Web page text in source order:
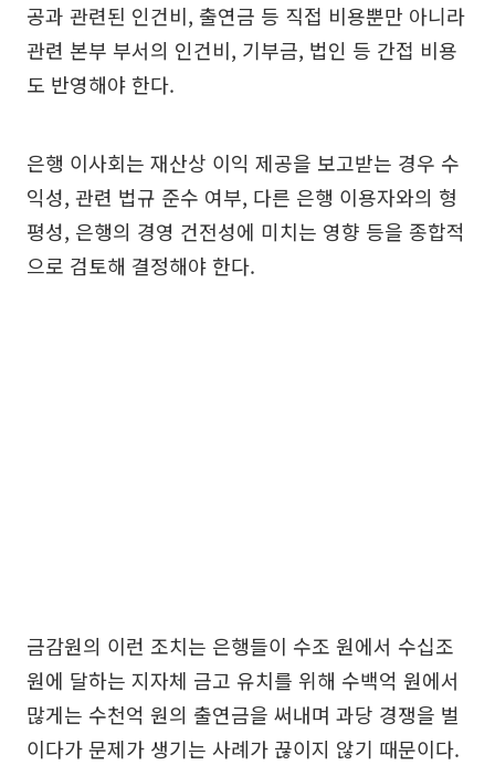
공과 관련된 인건비, 출연금 등 직접 비용뿐만 아니라
관련 본부 부서의 인건비, 기부금, 법인 등 간접 비용
도 반영해야 한다.
은행 이사회는 재산상 이익 제공을 보고받는 경우 수
익성, 관련 법규 준수 여부, 다른 은행 이용자와의 형
평성, 은행의 경영 건전성에 미치는 영향 등을 종합적
으로 검토해 결정해야 한다.
금감원의 이런 조치는 은행들이 수조 원에서 수십조
원에 달하는 지자체 금고 유치를 위해 수백억 원에서
많게는 수천억 원의 출연금을 써내며 과당 경쟁을 벌
이다가 문제가 생기는 사례가 끊이지 않기 때문이다.